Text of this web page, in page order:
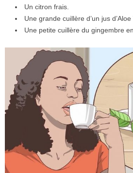
Un citron frais.
Une grande cuillère d’un jus d’Aloe
Une petite cuillère du gingembre